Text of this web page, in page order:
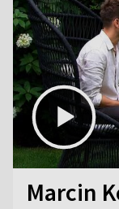
Marcin